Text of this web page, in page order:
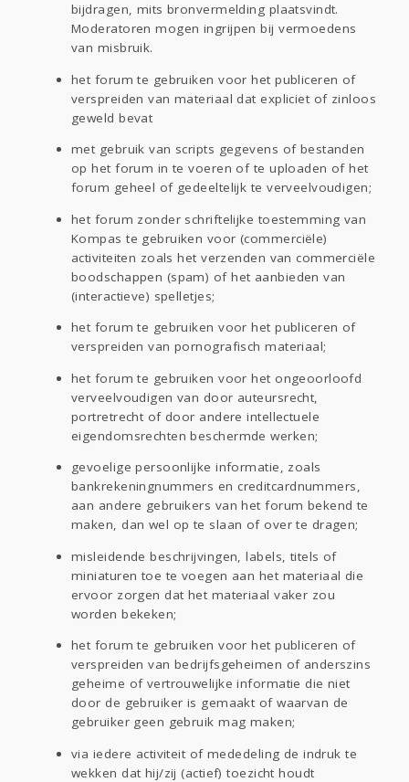
bijdragen, mits bronvermelding plaatsvindt.
Moderatoren mogen ingrijpen bij vermoedens
van misbruik.
het forum te gebruiken voor het publiceren of
verspreiden van materiaal dat expliciet of zinloos
geweld bevat
met gebruik van scripts gegevens of bestanden
op het forum in te voeren of te uploaden of het
forum geheel of gedeeltelijk te verveelvoudigen;
het forum zonder schriftelijke toestemming van
Kompas te gebruiken voor (commerciële)
activiteiten zoals het verzenden van commerciële
boodschappen (spam) of het aanbieden van
(interactieve) spelletjes;
het forum te gebruiken voor het publiceren of
verspreiden van pornografisch materiaal;
het forum te gebruiken voor het ongeoorloofd
verveelvoudigen van door auteursrecht,
portretrecht of door andere intellectuele
eigendomsrechten beschermde werken;
gevoelige persoonlijke informatie, zoals
bankrekeningnummers en creditcardnummers,
aan andere gebruikers van het forum bekend te
maken, dan wel op te slaan of over te dragen;
misleidende beschrijvingen, labels, titels of
miniaturen toe te voegen aan het materiaal die
ervoor zorgen dat het materiaal vaker zou
worden bekeken;
het forum te gebruiken voor het publiceren of
verspreiden van bedrijfsgeheimen of anderszins
geheime of vertrouwelijke informatie die niet
door de gebruiker is gemaakt of waarvan de
gebruiker geen gebruik mag maken;
via iedere activiteit of mededeling de indruk te
wekken dat hij/zij (actief) toezicht houdt